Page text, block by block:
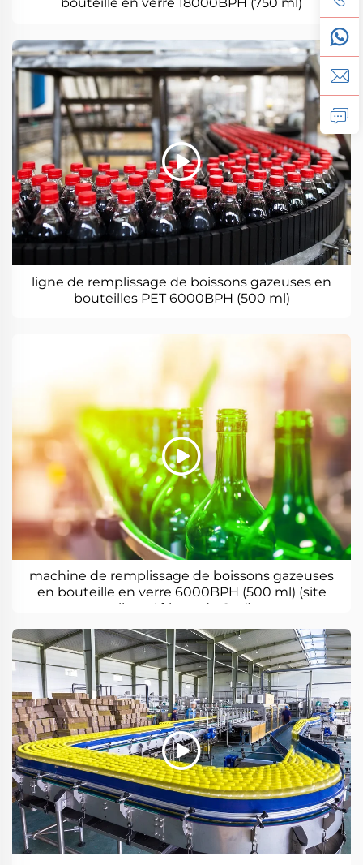
bouteille en verre 18000BPH (750 ml)
ligne de remplissage de boissons gazeuses en
bouteilles PET 6000BPH (500 ml)
machine de remplissage de boissons gazeuses
en bouteille en verre 6000BPH (500 ml) (site
client Afrique du Sud)